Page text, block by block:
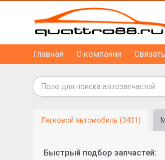
Главная О компании
Легковой автомобиль (3431)
Быстрый подбор запчастей: